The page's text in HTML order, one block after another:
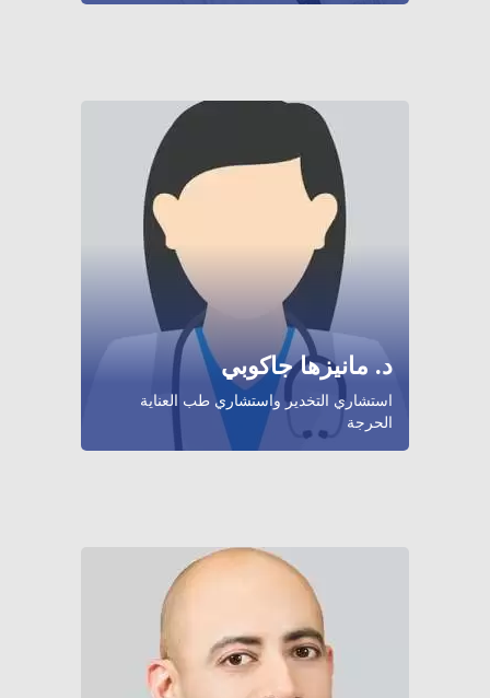
د. مانيزها جاكوبي
استشاري التخدير واستشاري طب العناية
الحرجة